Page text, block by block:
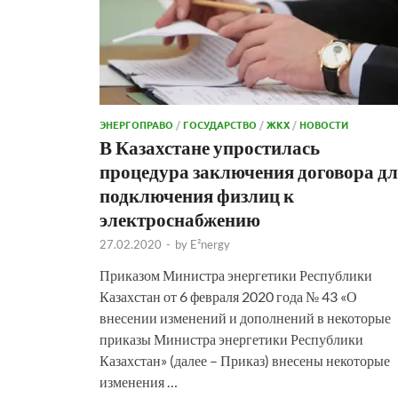
ЭНЕРГОПРАВО /ГОСУДАРСТВО /ЖКХ /НОВОСТИ
В Казахстане упростилась
процедура заключения договора
подключения физлиц к
электроснабжению
27.02.2020 - by E²nergy
Приказом Министра энергетики Республики
Казахстан от 6 февраля 2020 года № 43 «О
внесении изменений и дополнений в некоторые
приказы Министра энергетики Республики
Казахстан» (далее – Приказ) внесены некоторые
изменения …